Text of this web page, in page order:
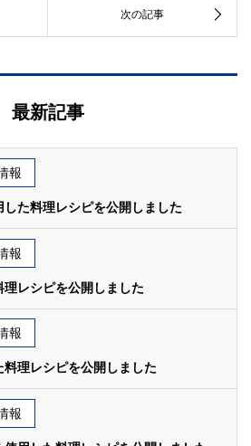
最新記事
報
た料理レシピを公開しました
報
レシピを公開しました
報
理レシピを公開しました
報